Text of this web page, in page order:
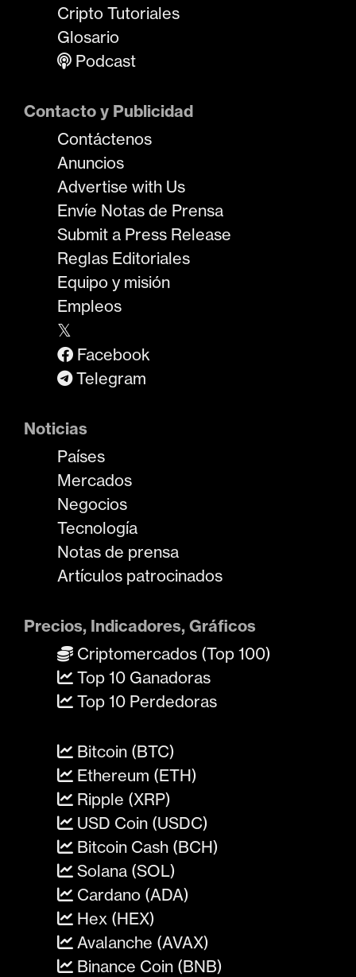
Cripto Tutoriales
Glosario
Podcast
Contacto y Publicidad
Contáctenos
Anuncios
Advertise with Us
Envíe Notas de Prensa
Submit a Press Release
Reglas Editoriales
Equipo y misión
Empleos
𝕏
Facebook
Telegram
Noticias
Países
Mercados
Negocios
Tecnología
Notas de prensa
Artículos patrocinados
Precios, Indicadores, Gráficos
Criptomercados (Top 100)
Top 10 Ganadoras
Top 10 Perdedoras
Bitcoin (BTC)
Ethereum (ETH)
Ripple (XRP)
USD Coin (USDC)
Bitcoin Cash (BCH)
Solana (SOL)
Cardano (ADA)
Hex (HEX)
Avalanche (AVAX)
Binance Coin (BNB)